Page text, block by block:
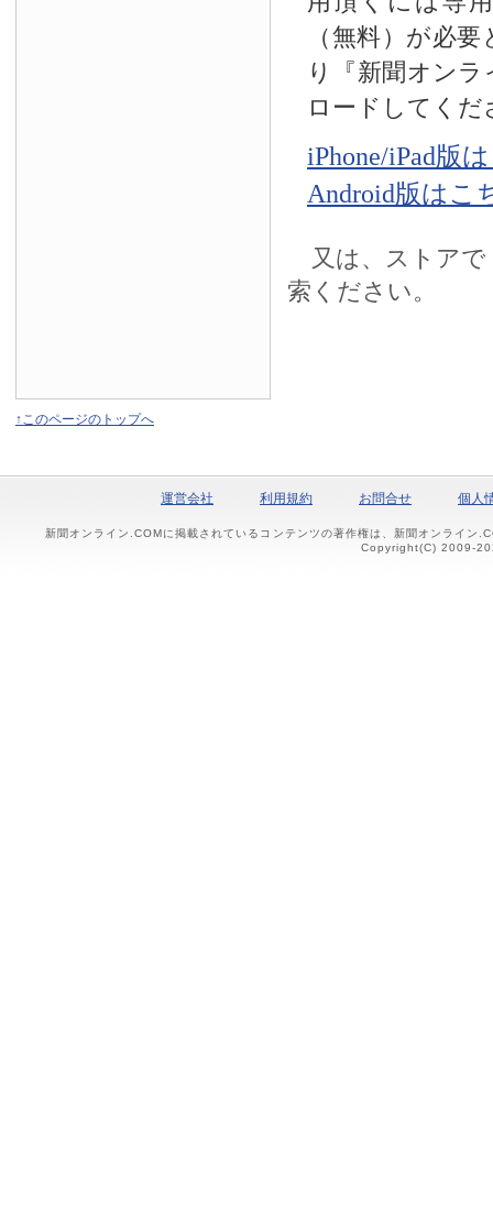
（無料）が必
り『新聞オン
ロードしてくだ
iPhone/iPad版
Android版はこ
又は、ストアで
索ください。
↑このページのトップへ
運営会社 利用規約 お問合せ 個人
新聞オンライン.COMに掲載されているコンテンツの著作権は、新聞オンライン
Copyright(C) 2009-